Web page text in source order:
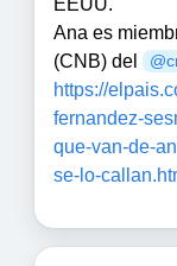
Ana es
(CNB) del
@
https://
fernandez-
que-van-de-
se-lo-